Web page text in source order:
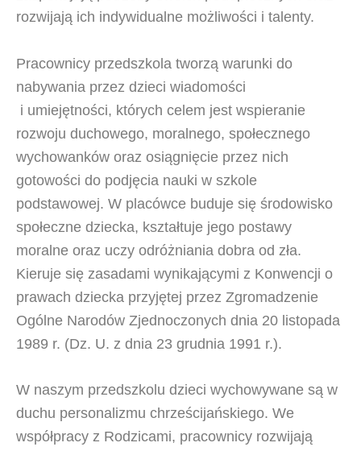
rozwijają ich indywidualne możliwości i talenty.
Pracownicy przedszkola tworzą warunki do
nabywania przez dzieci wiadomości
i umiejętności, których celem jest wspieranie
rozwoju duchowego, moralnego, społecznego
wychowanków oraz osiągnięcie przez nich
gotowości do podjęcia nauki w szkole
podstawowej. W placówce buduje się środowisko
społeczne dziecka, kształtuje jego postawy
moralne oraz uczy odróżniania dobra od zła.
Kieruje się zasadami wynikającymi z Konwencji o
prawach dziecka przyjętej przez Zgromadzenie
Ogólne Narodów Zjednoczonych dnia 20 listopada
1989 r. (Dz. U. z dnia 23 grudnia 1991 r.).
W naszym przedszkolu dzieci wychowywane są w
duchu personalizmu chrześcijańskiego. We
współpracy z Rodzicami, pracownicy rozwijają